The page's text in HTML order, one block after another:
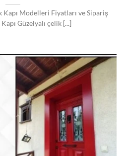
Kapı Modelleri Fiyatları ve Sipariş
Güzelyalı çelik [...]